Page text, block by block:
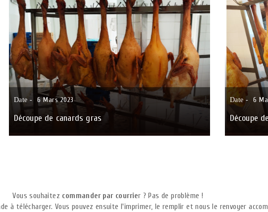
Date - 6Mars2023
Découpe de canards gras
Date - 6
Découpe
Vous souhaitez commander par courrier ? Pas de problème !
à télécharger. Vous pouvez ensuite l'imprimer, le remplir et nous le renvoyer